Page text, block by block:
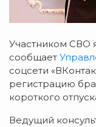
Участником СВО
сообщает
соцсети
регистрацию
короткого
Ведущий